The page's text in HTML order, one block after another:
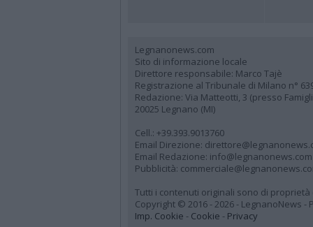
Legnanonews.com
Sito di informazione locale
Direttore responsabile: Marco Tajè
Registrazione al Tribunale di Milano n°
Redazione: Via Matteotti, 3 (presso
20025 Legnano (MI)
Cell.: +39.393.9013760
Email Direzione:
Email Redazione: info@legnanonews.com
Pubblicità:
Tutti i contenuti originali sono di
Copyright © 2016 - 2026 - LegnanoNews
Imp. Cookie - Cookie - Privacy